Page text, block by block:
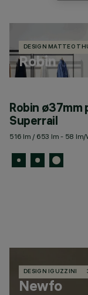
DESIGN MATTEO
Robin
Robin ø37mm
Superrail
516 lm / 653 lm - 58 lm/
DESIGN IGUZZINI
Newfo